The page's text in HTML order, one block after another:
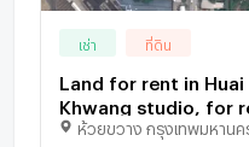
เช่า ที่ดิน
Land for rent in Huai
Khwang studio, for
ห้วยขวาง กรุงเทพมหานค